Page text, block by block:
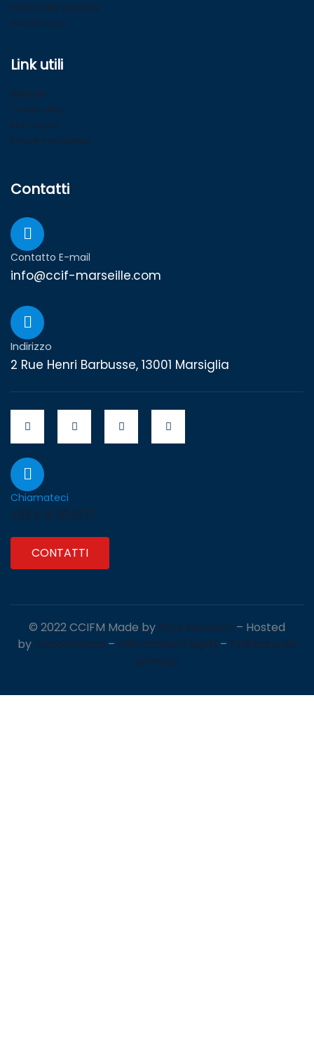
Servizi alle imprese
Polo Europa
Link utili
Aderire
I nostri uffici
Hub export
Il nostro catalogo
Contatti
Contatto E-mail
info@ccif-marseille.com
Indirizzo
2 Rue Henri Barbusse, 13001 Marsiglia
Chiamateci
+33 4 91 90 81 17
CONTATTI
© 2022 CCIFM Made by Pure Moment – Hosted
by Accointance – Informazioni legali – Politica sulla
privacy